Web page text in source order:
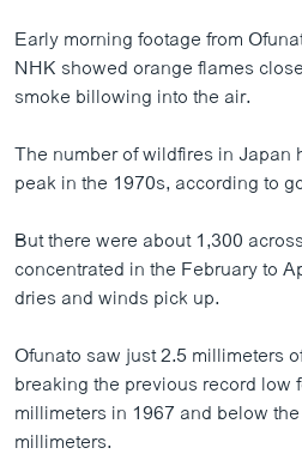
Early morning footage from
NHK showed orange flames
smoke billowing into the air.
The number of wildfires in Japan
peak in the 1970s, according to
But there were about 1,300
concentrated in the February to
dries and winds pick up.
Ofunato saw just 2.5 millimeters
breaking the previous record low
millimeters in 1967 and below
millimeters.